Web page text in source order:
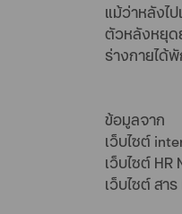
แม้ว่าหลังไ
ตัวหลังหยุด
ร่างกายได้
ข้อมูลจาก
เว็บไซต์
เว็บไซต์ HR
เว็บไซต์ สา